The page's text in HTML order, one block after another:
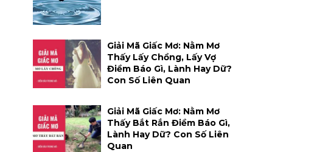
Giải Mã Giấc Mơ: Nằm Mơ
Thấy Lấy Chồng, Lấy Vợ
Điềm Báo Gì, Lành Hay Dữ?
Con Số Liên Quan
Giải Mã Giấc Mơ: Nằm Mơ
Thấy Bắt Rắn Điềm Báo Gì,
Lành Hay Dữ? Con Số Liên
Quan